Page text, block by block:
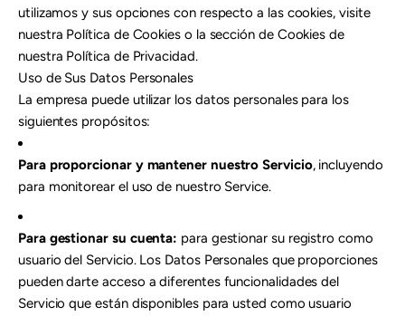
utilizamos y sus opciones con respecto a las cookies, visite
nuestra Política de Cookies o la sección de Cookies de
nuestra Política de Privacidad.
Uso de Sus Datos Personales
La empresa puede utilizar los datos personales para los
siguientes propósitos:
Para proporcionar y mantener nuestro Servicio, incluyendo
para monitorear el uso de nuestro Service.
Para gestionar su cuenta: para gestionar su registro como
usuario del Servicio. Los Datos Personales que proporciones
pueden darte acceso a diferentes funcionalidades del
Servicio que están disponibles para usted como usuario